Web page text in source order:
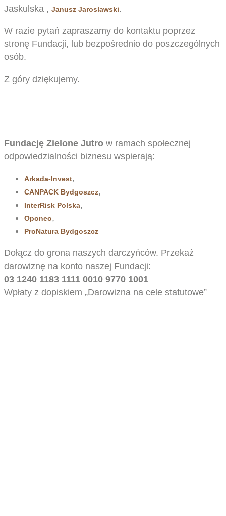
Jaskulska , Janusz Jaroslawski.
W razie pytań zapraszamy do kontaktu poprzez
stronę Fundacji, lub bezpośrednio do poszczególnych
osób.
Z góry dziękujemy.
Fundację Zielone Jutro w ramach społecznej
odpowiedzialności biznesu wspierają:
Arkada-Invest,
CANPACK Bydgoszcz,
InterRisk Polska,
Oponeo,
ProNatura Bydgoszcz
Dołącz do grona naszych darczyńców. Przekaż
darowiznę na konto naszej Fundacji:
03 1240 1183 1111 0010 9770 1001
Wpłaty z dopiskiem „Darowizna na cele statutowe”